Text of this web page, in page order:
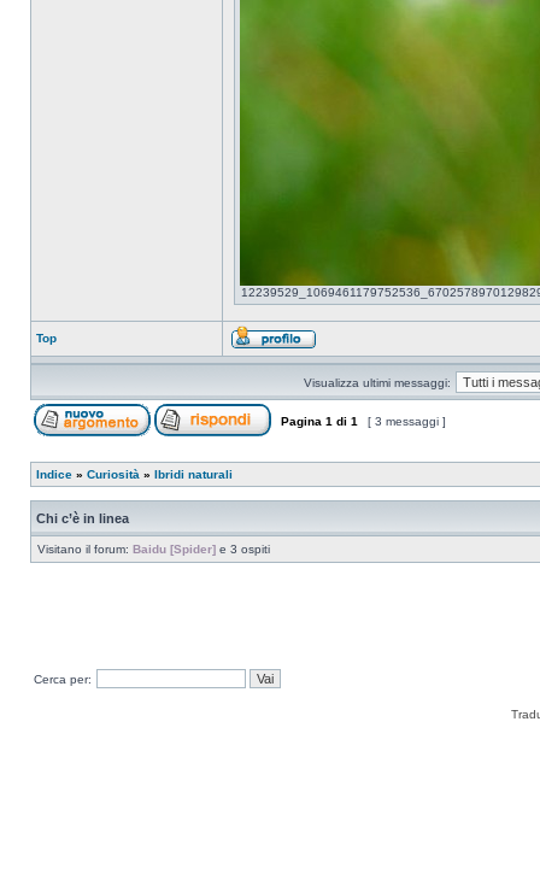
Top
Visualizza ultimi messaggi:
Pagina 1 di 1 [ 3 messaggi ]
Indice » Curiosità » Ibridi naturali
Chi c’è in linea
Visitano il forum: Baidu [Spider] e 3 ospiti
Cerca per: